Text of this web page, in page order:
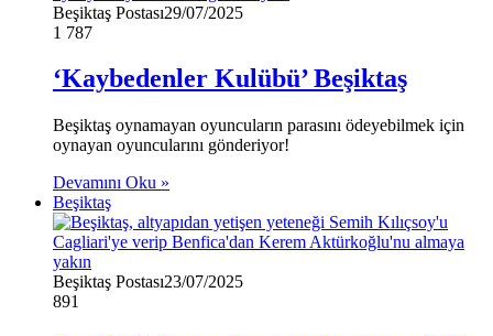
Beşiktaş Postası29/07/2025
1 787
‘Kaybedenler Kulübü’ Beşiktaş
Beşiktaş oynamayan oyuncuların parasını ödeyebilmek için
oynayan oyuncularını gönderiyor!
Devamını Oku »
Beşiktaş
Beşiktaş Postası23/07/2025
891